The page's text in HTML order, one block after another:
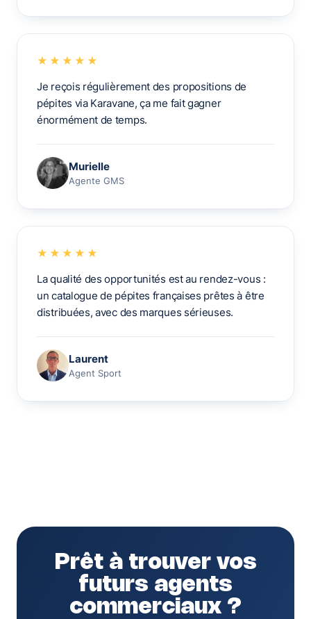
★★★★★
Je reçois régulièrement des propositions de
pépites via Karavane, ça me fait gagner
énormément de temps.
Murielle
Agente GMS
★★★★★
La qualité des opportunités est au rendez-vous :
un catalogue de pépites françaises prêtes à être
distribuées, avec des marques sérieuses.
Laurent
Agent Sport
Prêt à trouver vos
futurs agents
commerciaux ?